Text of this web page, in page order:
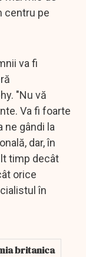
centru pe
va fi
"Nu vă
Va fi foarte
ne gândi la
dar, în
timp decât
orice
în
britanica